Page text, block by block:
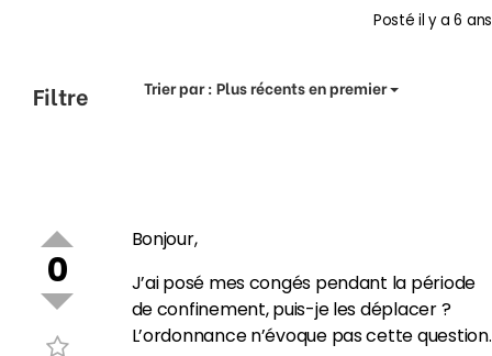
Postéil y a 6 ans
Filtre Trier par :Plus récents en premier
0
Bonjour,
J’ai posé mes congés pendant la période
de confinement, puis-je les déplacer ?
L’ordonnance n’évoque pas cette question.